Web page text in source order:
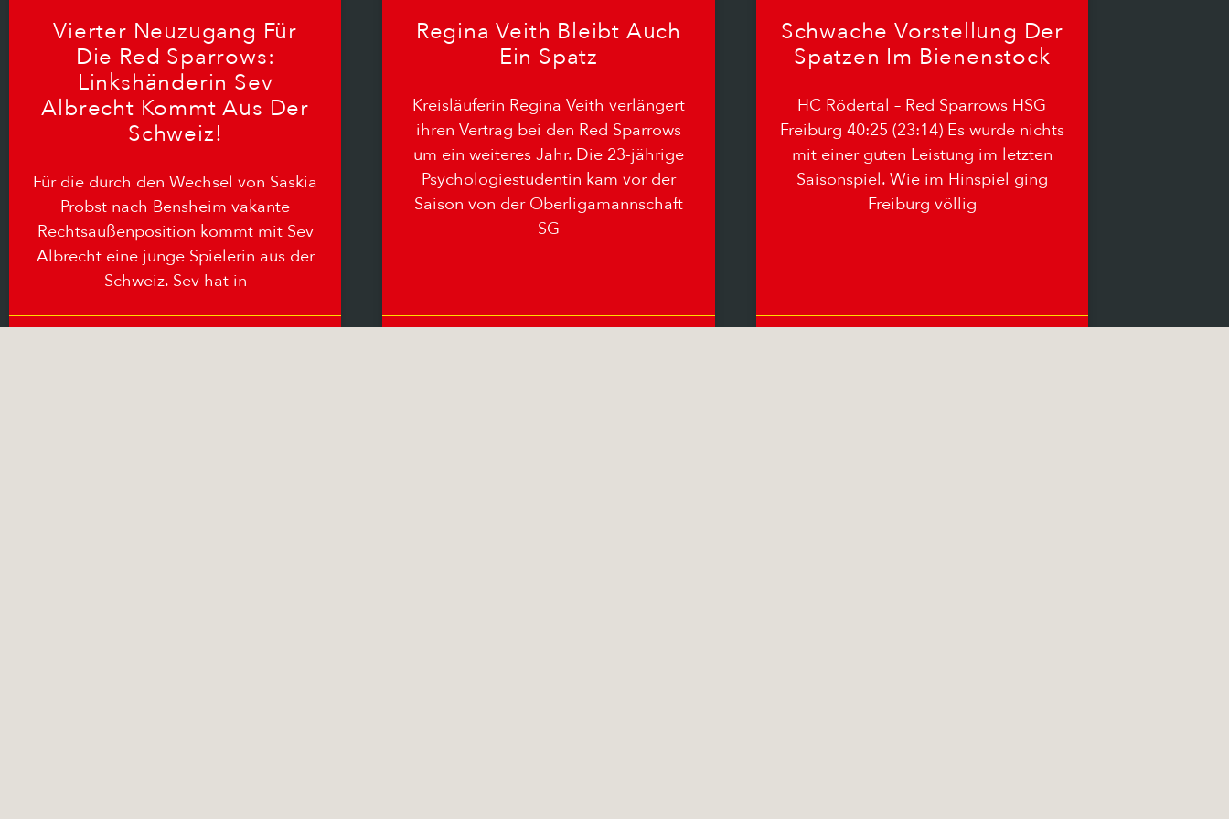
Vierter Neuzugang Für
Die Red Sparrows:
Linkshänderin Sev
Albrecht Kommt Aus Der
Schweiz!
Für die durch den Wechsel von Saskia
Probst nach Bensheim vakante
Rechtsaußenposition kommt mit Sev
Albrecht eine junge Spielerin aus der
Schweiz. Sev hat in
15.06.2026 Keine Kommentare
Regina Veith Bleibt Auch
Ein Spatz
Kreisläuferin Regina Veith verlängert
ihren Vertrag bei den Red Sparrows
um ein weiteres Jahr. Die 23-jährige
Psychologiestudentin kam vor der
Saison von der Oberligamannschaft
SG
08.06.2026 Keine Kommentare
Schwache Vorstellung Der
Spatzen Im Bienenstock
HC Rödertal – Red Sparrows HSG
Freiburg 40:25 (23:14) Es wurde nichts
mit einer guten Leistung im letzten
Saisonspiel. Wie im Hinspiel ging
Freiburg völlig
03.06.2026 Keine Kommentare